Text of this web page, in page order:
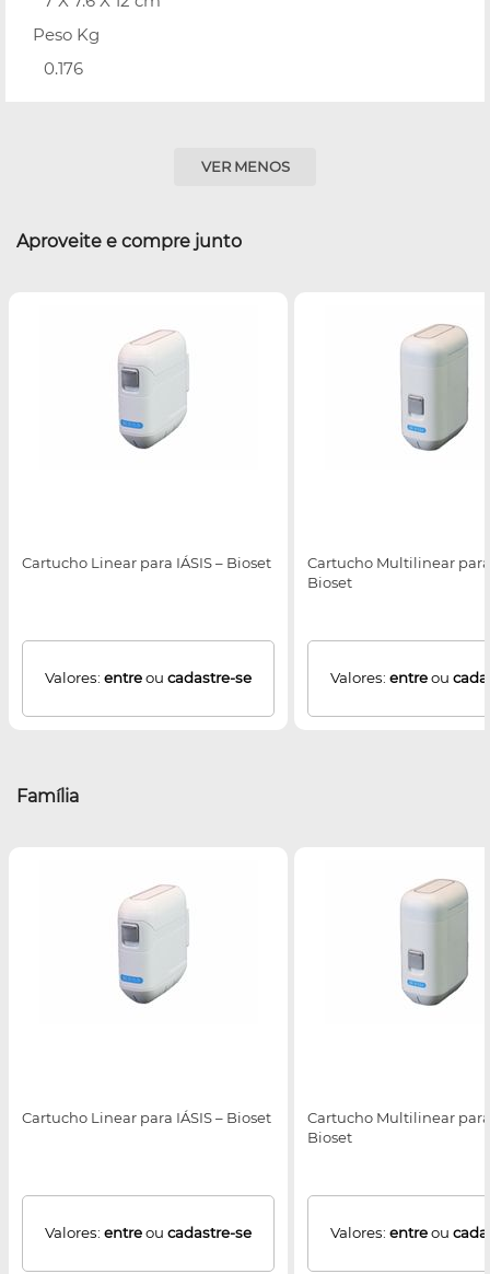
Peso Kg
0.176
VER MENOS
Aproveite e compre junto
Cartucho Linear para IÁSIS – Bioset
Valores: entreou cadastre-se
Cartucho Multilinear para
Bioset
Valores: entreou
Família
Cartucho Linear para IÁSIS – Bioset
Valores: entreou cadastre-se
Cartucho Multilinear para
Bioset
Valores: entreou